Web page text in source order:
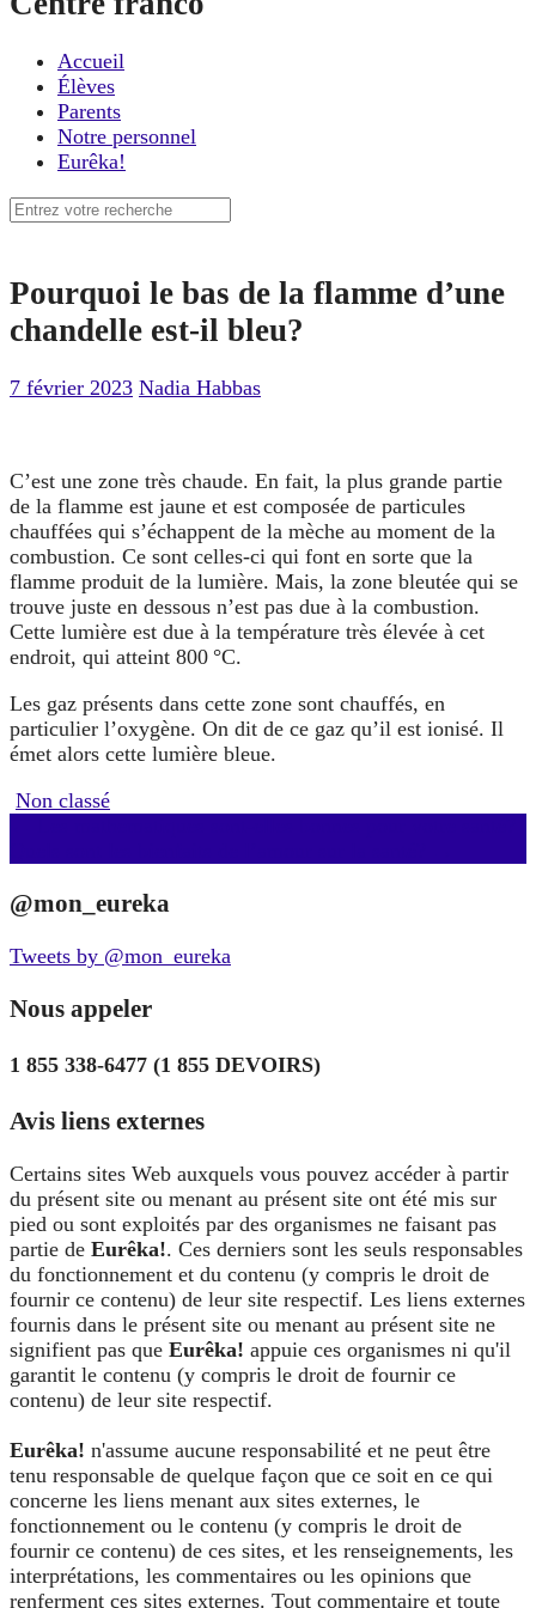
Accueil
Élèves
Parents
Notre personnel
Eurêka!
Recherche
Pourquoi le bas de la flamme d’une
chandelle est-il bleu?
7 février 2023 Nadia Habbas
C’est une zone très chaude. En fait, la plus grande partie
de la flamme est jaune et est composée de particules
chauffées qui s’échappent de la mèche au moment de la
combustion. Ce sont celles-ci qui font en sorte que la
flamme produit de la lumière. Mais, la zone bleutée qui se
trouve juste en dessous n’est pas due à la combustion.
Cette lumière est due à la température très élevée à cet
endroit, qui atteint 800 °C.
Les gaz présents dans cette zone sont chauffés, en
particulier l’oxygène. On dit de ce gaz qu’il est ionisé. Il
émet alors cette lumière bleue.
Non classé
d'article
@mon_eureka
Tweets by @mon_eureka
Nous appeler
1 855 338-6477 (1 855 DEVOIRS)
Avis liens externes
Certains sites Web auxquels vous pouvez accéder à partir
du présent site ou menant au présent site ont été mis sur
pied ou sont exploités par des organismes ne faisant pas
partie de Eurêka!. Ces derniers sont les seuls responsables
du fonctionnement et du contenu (y compris le droit de
fournir ce contenu) de leur site respectif. Les liens externes
fournis dans le présent site ou menant au présent site ne
signifient pas que Eurêka! appuie ces organismes ni qu'il
garantit le contenu (y compris le droit de fournir ce
contenu) de leur site respectif.
Eurêka! n'assume aucune responsabilité et ne peut être
tenu responsable de quelque façon que ce soit en ce qui
concerne les liens menant aux sites externes, le
fonctionnement ou le contenu (y compris le droit de
fournir ce contenu) de ces sites, et les renseignements, les
interprétations, les commentaires ou les opinions que
renferment ces sites externes. Tout commentaire et toute